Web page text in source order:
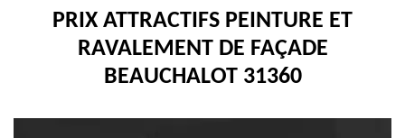
PRIX ATTRACTIFS PEINTURE ET
RAVALEMENT DE FAÇADE
BEAUCHALOT 31360